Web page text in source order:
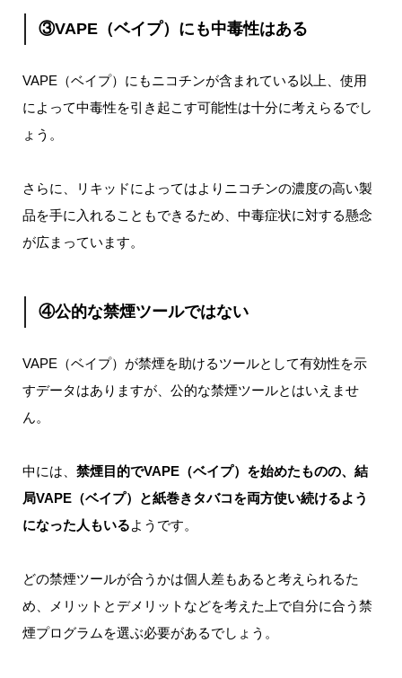
③VAPE（ベイプ）にも中毒性はある
VAPE（ベイプ）にもニコチンが含まれている以上、使用
によって中毒性を引き起こす可能性は十分に考えらるでし
ょう。
さらに、リキッドによってはよりニコチンの濃度の高い製
品を手に入れることもできるため、中毒症状に対する懸念
が広まっています。
④公的な禁煙ツールではない
VAPE（ベイプ）が禁煙を助けるツールとして有効性を示
すデータはありますが、公的な禁煙ツールとはいえませ
ん。
中には、 禁煙目的でVAPE（ベイプ）を始めたものの、結
局VAPE（ベイプ）と紙巻きタバコを両方使い続けるよう
になった人もいるようです。
どの禁煙ツールが合うかは個人差もあると考えられるた
め、メリットとデメリットなどを考えた上で自分に合う禁
煙プログラムを選ぶ必要があるでしょう。